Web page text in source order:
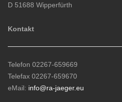
D 51688 Wipperfürth
Kontakt
Telefon 02267-659669
Telefax 02267-659670
eMail: info@ra-jaeger.eu